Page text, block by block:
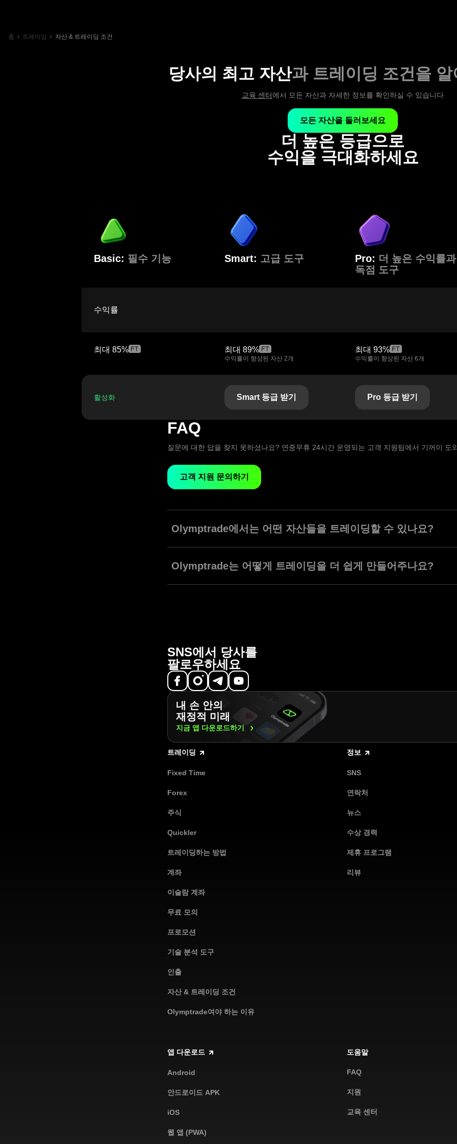
홈 트레이딩 자산 & 트레이딩 조건
당사의 최고 자산과 트레이딩 조건을 알
교육 센터에서 모든 자산과 자세한 정보를 확인하실 수 있습니다
모든 자산을 둘러보세요
더 높은 등급으로
수익을 극대화하세요
Basic: 필수 기능 Smart: 고급 도구 Pro: 더 높은 수익률과
독점 도구
수익률
최대 85% 최대 89%
수익률이 향상된 자산 2개
최대 93%
수익률이 향상된 자산 6개
활성화 Smart 등급 받기 Pro 등급 받기
FAQ
질문에 대한 답을 찾지 못하셨나요? 연중무휴 24시간 운영되는 고객 지원팀에서 기꺼이 도
고객 지원 문의하기
Olymptrade에서는 어떤 자산들을 트레이딩할 수 있나요?
수 있습니다. 플랫폼에서 하나의 계좌로 다양한 트레이딩 상품을 실시간 호가로 거래할 수
차트, 빌트인 시장 분석 도구가 지원됩니다.
Olymptrade는 어떻게 트레이딩을 더 쉽게 만들어주나요?
SNS에서 당사를
팔로우하세요
내 손 안의
재정적 미래
지금 앱 다운로드하기
트레이딩
Fixed Time
Forex
주식
Quickler
트레이딩하는 방법
계좌
이슬람 계좌
무료 모의
프로모션
기술 분석 도구
인출
자산 & 트레이딩 조건
Olymptrade여야 하는 이유
정보
SNS
연락처
뉴스
수상 경력
제휴 프로그램
리뷰
앱 다운로드
Android
안드로이드 APK
iOS
웹 앱 (PWA)
도움말
FAQ
지원
교육 센터